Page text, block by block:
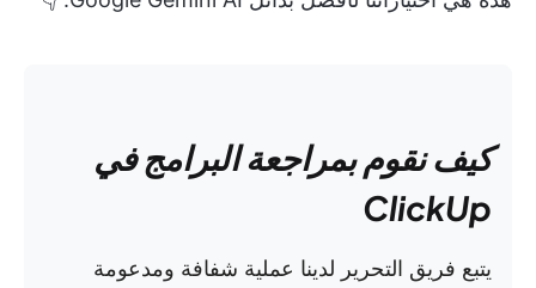
كيف نقوم بمراجعة البرامج في
ClickUp
يتبع فريق التحرير لدينا عملية شفافة ومدعومة